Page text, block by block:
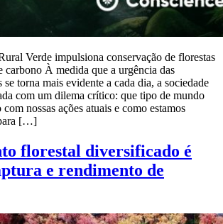
Verde impulsiona conservação de florestas
carbono À medida que a urgência das
se torna mais evidente a cada dia, a sociedade
com um dilema crítico: que tipo de mundo
nossas ações atuais e como estamos
[…]
florestal diversificado é
e rendimento de